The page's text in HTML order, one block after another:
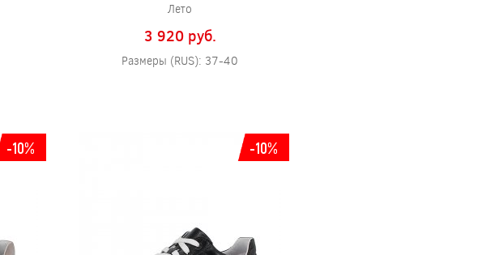
Лето
3 920 pуб.
Размеры (RUS): 37-40
-10% -10%